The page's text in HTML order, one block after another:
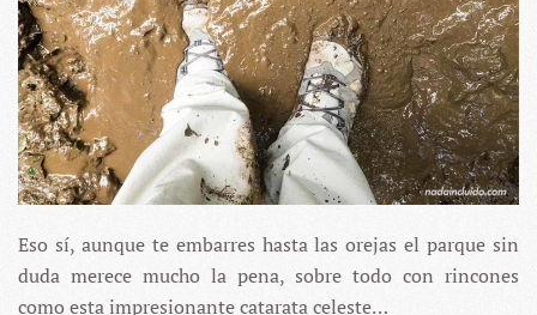
Eso sí, aunque te embarres hasta las orejas el parque sin
duda merece mucho la pena, sobre todo con rincones
como esta impresionante catarata celeste…